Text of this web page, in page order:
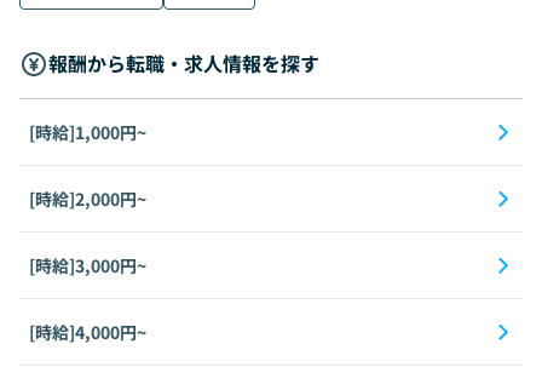
報酬から転職・求人情報を探す
[時給]1,000円~
[時給]2,000円~
[時給]3,000円~
[時給]4,000円~